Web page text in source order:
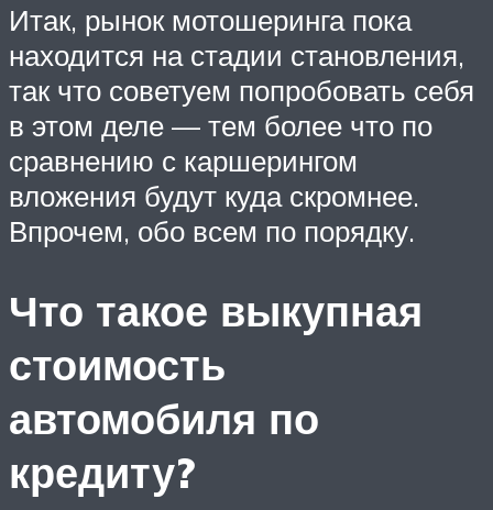
Итак, рынок мотошеринга пока
находится на стадии становления,
так что советуем попробовать себя
в этом деле — тем более что по
сравнению с каршерингом
вложения будут куда скромнее.
Впрочем, обо всем по порядку.
Что такое выкупная
стоимость
автомобиля по
кредиту?